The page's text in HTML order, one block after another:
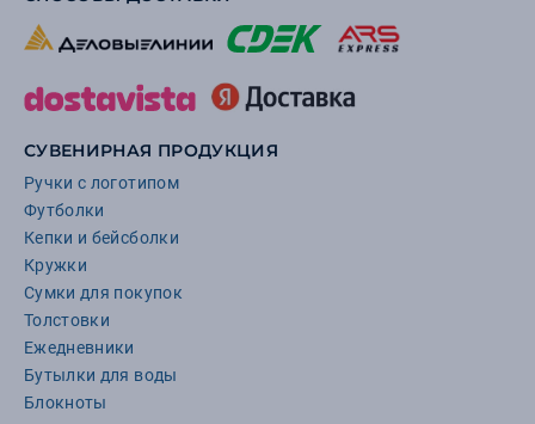
СУВЕНИРНАЯ ПРОДУКЦИЯ
Ручки с логотипом
Футболки
Кепки и бейсболки
Кружки
Сумки для покупок
Толстовки
Ежедневники
Бутылки для воды
Блокноты